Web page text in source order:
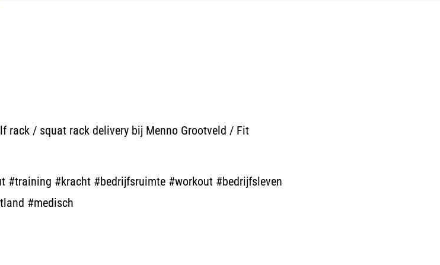
rack / squat rack delivery bij Menno Grootveld / Fit
#training #kracht #bedrijfsruimte #workout #bedrijfsleven
#medisch